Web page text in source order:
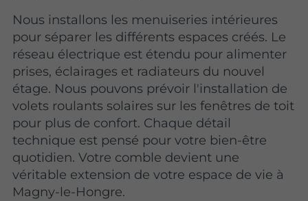
Nous installons les menuiseries intérieures
pour séparer les différents espaces créés. Le
réseau électrique est étendu pour alimenter
prises, éclairages et radiateurs du nouvel
étage. Nous pouvons prévoir l'installation de
volets roulants solaires sur les fenêtres de toit
pour plus de confort. Chaque détail
technique est pensé pour votre bien-être
quotidien. Votre comble devient une
véritable extension de votre espace de vie à
Magny-le-Hongre.